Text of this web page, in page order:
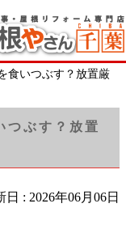
食いつぶす？放置厳
つぶす？放置
日 : 2026年06月06日